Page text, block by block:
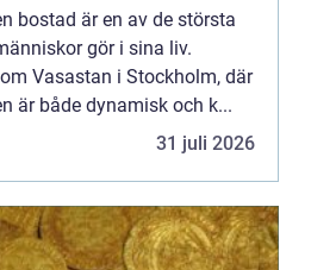
bostad är en av de största
gör i sina liv.
Vasastan i Stockholm, där
är både dynamisk och k...
31 juli 2026